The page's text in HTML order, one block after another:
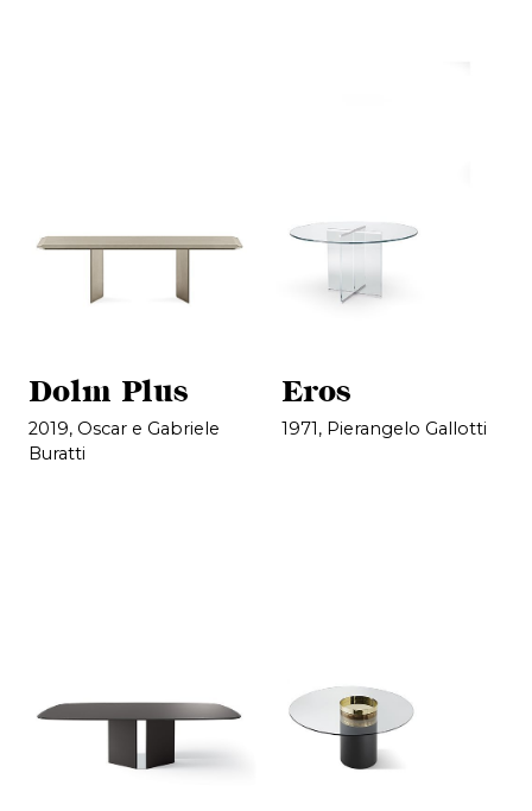
Dolm Plus
2019, Oscar e Gabriele
Buratti
Eros
1971, Pierangelo Gallotti